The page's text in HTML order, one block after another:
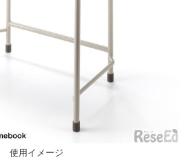
使用イメージ